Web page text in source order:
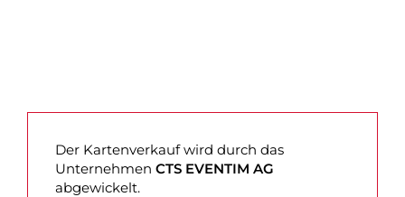
Der Kartenverkauf wird durch das
Unternehmen CTS EVENTIM AG
abgewickelt.